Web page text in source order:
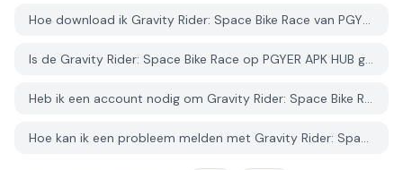
Hoe download ik Gravity Rider: Space Bike Race van PGYER APK HUB?
Is de Gravity Rider: Space Bike Race op PGYER APK HUB gratis te downloaden?
Heb ik een account nodig om Gravity Rider: Space Bike Race van PGYER APK HUB te downloaden?
Hoe kan ik een probleem melden met Gravity Rider: Space Bike Race op PGYER APK HUB?